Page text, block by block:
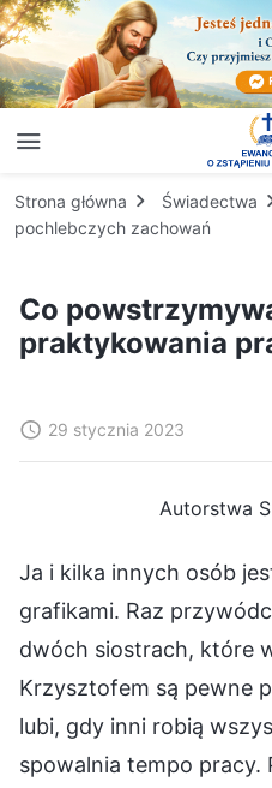
Strona główna Świadectwa
pochlebczych zachowań
Co
praktykowania
29 stycznia 2023
Autorstwa
Ja i kilka innych osób
grafikami. Raz
dwóch siostrach, które
Krzysztofem są pewne
lubi, gdy inni robią
spowalnia tempo pracy.